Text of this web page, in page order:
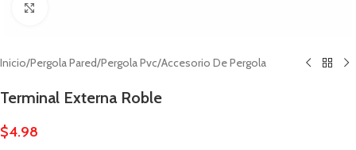
Inicio/Pergola Pared/Pergola Pvc/Accesorio De Pergola
Terminal Externa Roble
$4.98